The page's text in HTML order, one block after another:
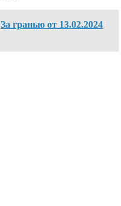
За гранью от 13.02.2024